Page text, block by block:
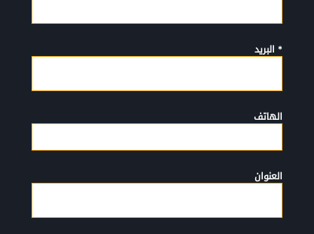
* البريد
الهاتف
العنوان